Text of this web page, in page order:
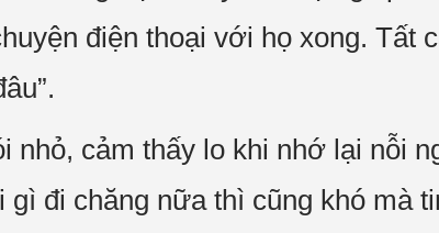
điện thoại với họ xong. Tất
nhỏ, cảm thấy lo khi nhớ lại nỗi
gì đi chăng nữa thì cũng khó mà